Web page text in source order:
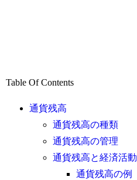
Table Of Contents
通貨残高
通貨残高の種類
通貨残高の管理
通貨残高と経済活動
通貨残高の例